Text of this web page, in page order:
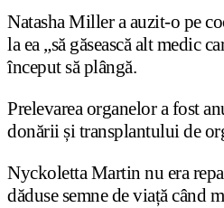
Natasha Miller a auzit-o pe
la ea „să găsească alt medic
început să plângă.
Prelevarea organelor a fost
donării și transplantului de
Nyckoletta Martin nu era
dăduse semne de viață când